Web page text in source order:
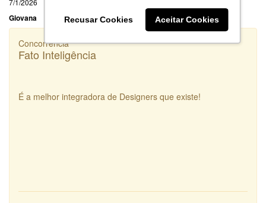
Recusar Cookies Aceitar Cookies
7/1/2026
Giovana
Concorrência
Fato Inteligência
É a melhor integradora de Designers que existe!